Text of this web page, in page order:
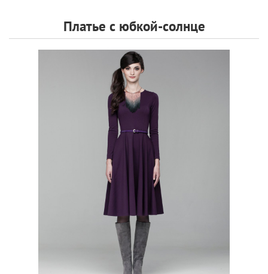
Платье с юбкой-солнце